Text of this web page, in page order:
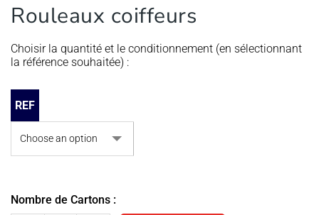
Rouleaux coiffeurs
Choisir la quantité et le conditionnement (en sélectionnant
la référence souhaitée) :
REF
Nombre de Cartons :